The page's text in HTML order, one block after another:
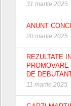
31 martie 2025
ANUNT
20 martie 2025
REZULTATE
DE
11 martie 2025